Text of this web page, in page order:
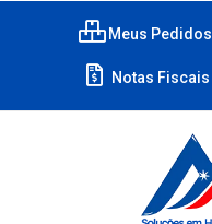
Meus Pedidos
Notas Fiscais